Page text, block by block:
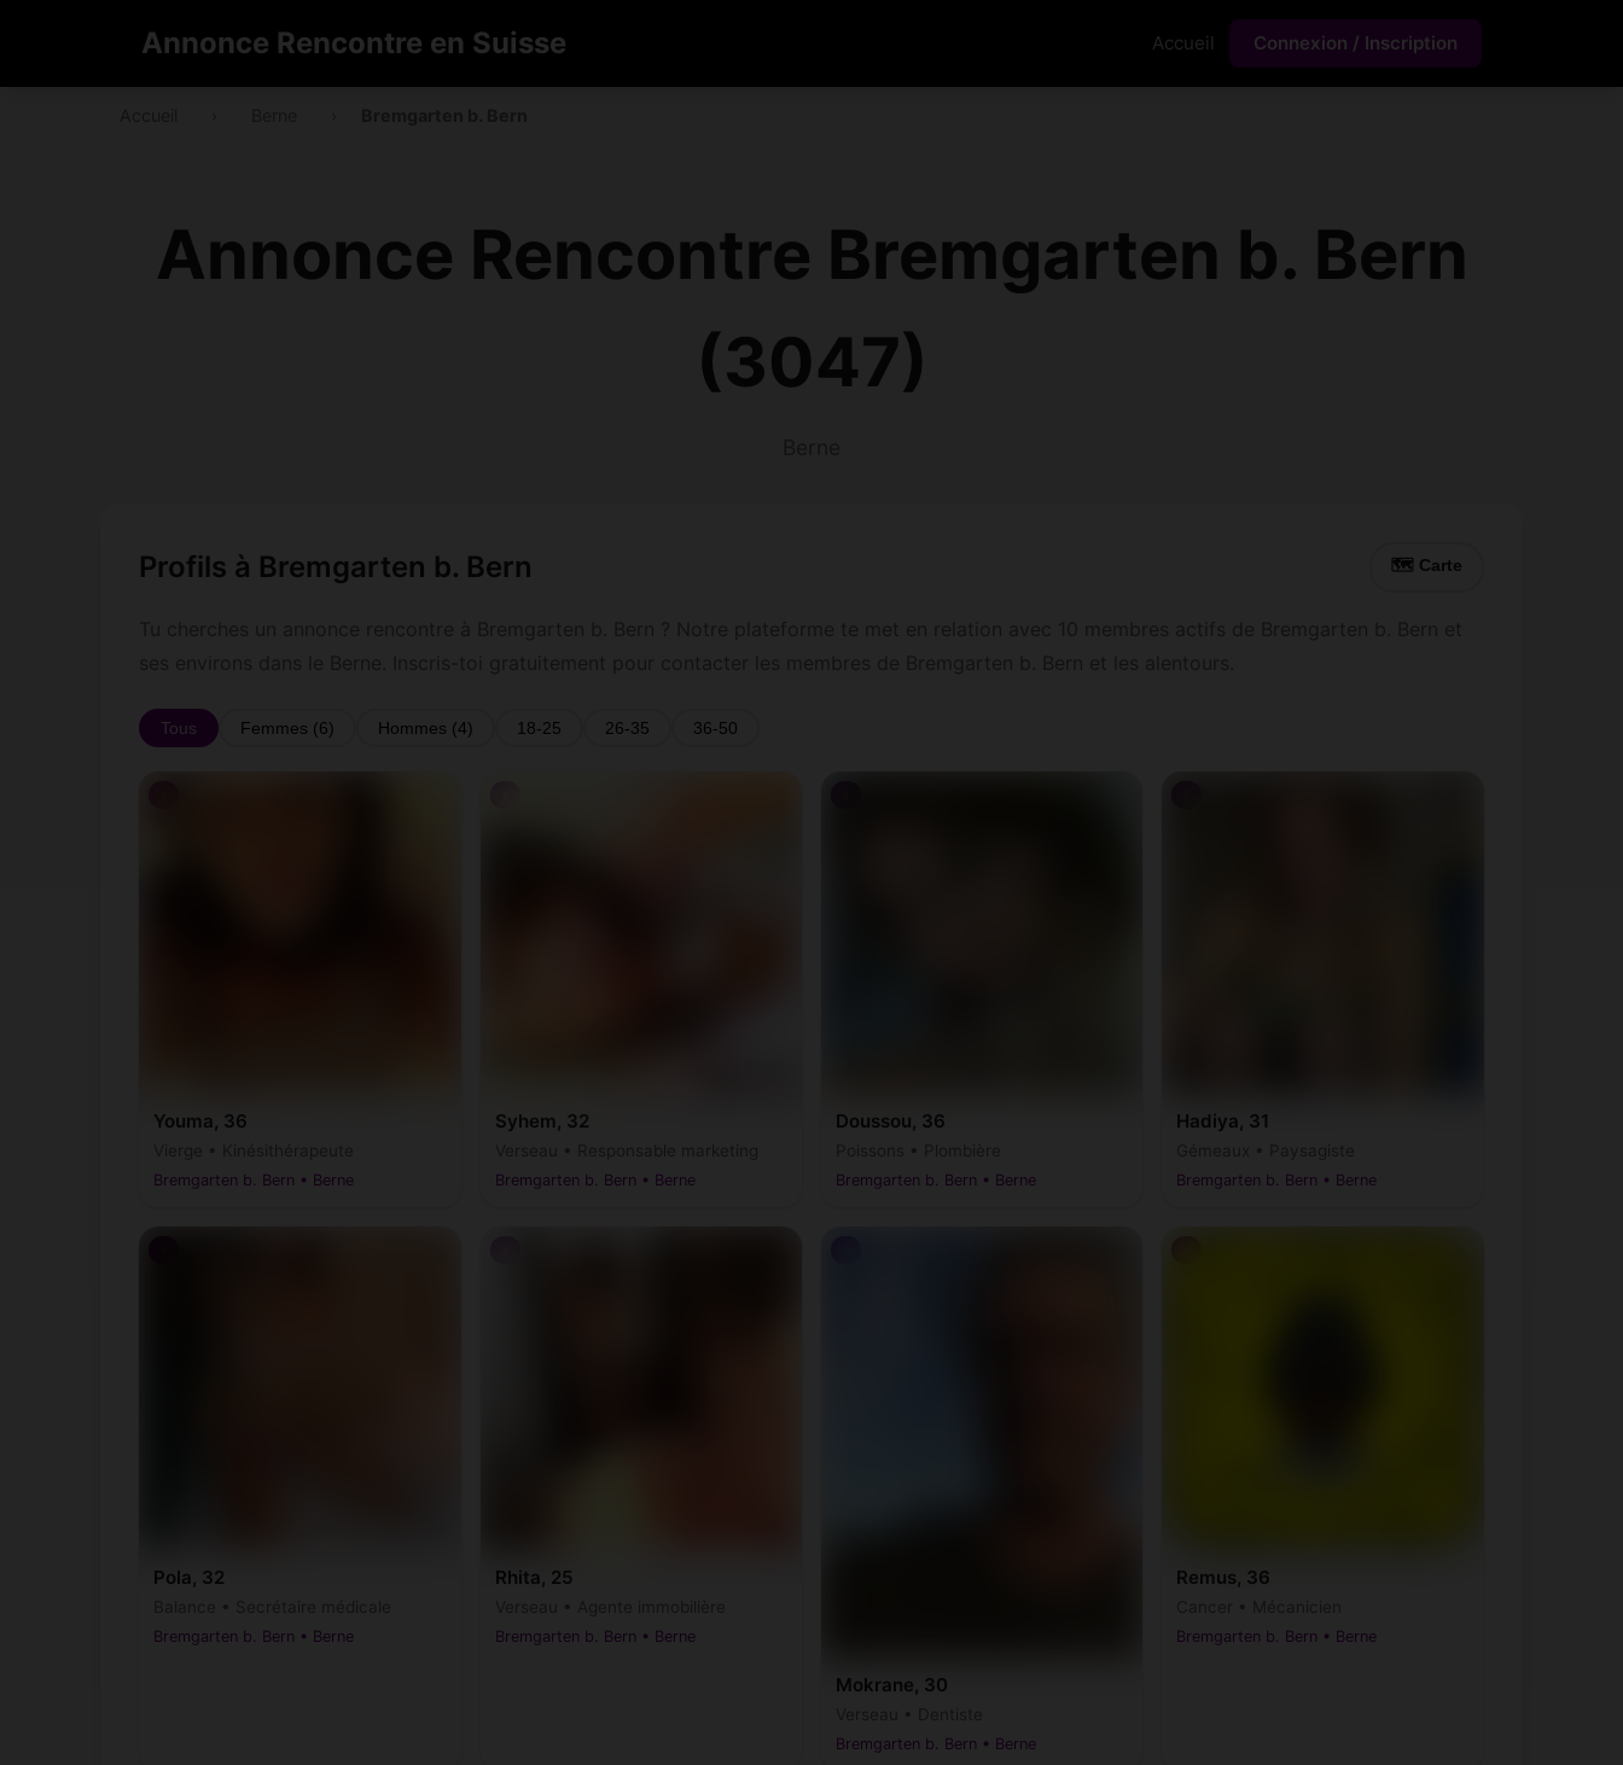
Annonce Rencontre en Suisse Accueil Connexion / Inscription
Annonce Rencontre Bremgarten b. Bern
(3047)
Profils à Bremgarten b. Bern 🗺 Carte
Tous Femmes (6) Hommes (4) 18-25 26-35 36-50
Youma, 36
Bremgarten b. Bern • Berne
Syhem, 32
Bremgarten b. Bern • Berne
Doussou, 36
Bremgarten b. Bern • Berne
Hadiya, 31
Bremgarten b. Bern • Berne
Pola, 32
Bremgarten b. Bern • Berne
Rhita, 25
Bremgarten b. Bern • Berne
Mokrane, 30
Bremgarten b. Bern • Berne
Remus, 36
Bremgarten b. Bern • Berne